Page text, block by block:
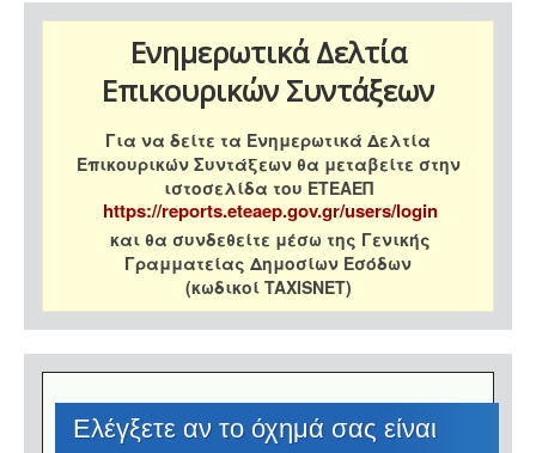
Ενημερωτικά Δελτία
Επικουρικών Συντάξεων
Για να δείτε τα Ενημερωτικά Δελτία
Επικουρικών Συντάξεων θα μεταβείτε στην
ιστοσελίδα του ΕΤΕΑΕΠ
https://reports.eteaep.gov.gr/users/login
και θα συνδεθείτε μέσω της Γενικής
Γραμματείας Δημοσίων Εσόδων
(κωδικοί TAXISNET)
Eλέγξετε αν το όχημά σας είναι